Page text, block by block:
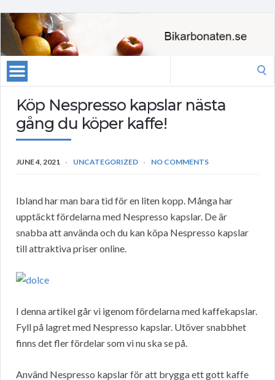
Köp Nespresso kapslar nästa
gång du köper kaffe!
JUNE 4, 2021 UNCATEGORIZED NO COMMENTS
Ibland har man bara tid för en liten kopp. Många har
upptäckt fördelarna med Nespresso kapslar. De är
snabba att använda och du kan köpa Nespresso kapslar
till attraktiva priser online.
I denna artikel går vi igenom fördelarna med kaffekapslar.
Fyll på lagret med Nespresso kapslar. Utöver snabbhet
finns det fler fördelar som vi nu ska se på.
Använd Nespresso kapslar för att brygga ett gott kaffe